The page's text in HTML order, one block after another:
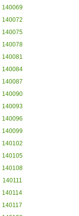
140069
140072
140075
140078
140081
140084
140087
140090
140093
140096
140099
140102
140105
140108
140111
140114
140117